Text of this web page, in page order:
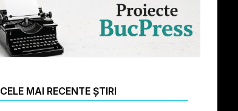
CELE MAI RECENTE ȘTIRI